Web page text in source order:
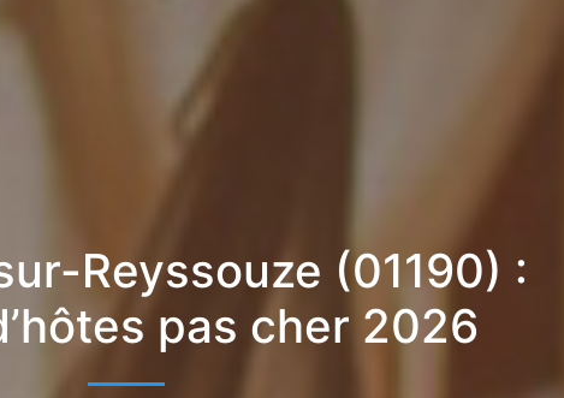
Reyssouze (01190) :
pas cher 2026